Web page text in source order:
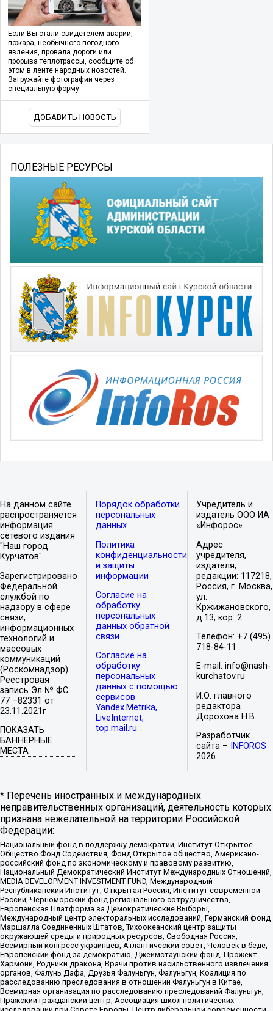
Если Вы стали свидетелем аварии,
пожара, необычного погодного
явления, провала дороги или
прорыва теплотрассы, сообщите об
этом в ленте народных новостей.
Загружайте фотографии через
специальную форму.
ДОБАВИТЬ НОВОСТЬ
ПОЛЕЗНЫЕ РЕСУРСЫ
На данном сайте
распространяется
информация
сетевого издания
"Наш город
Курчатов".
Зарегистрировано
Федеральной
службой по
надзору в сфере
связи,
информационных
технологий и
массовых
коммуникаций
(Роскомнадзор).
Реестровая
запись Эл № ФС
77 –82331 от
23.11.2021г
ПОКАЗАТЬ
БАННЕРНЫЕ
МЕСТА
Порядок обработки
персональных
данных
Политика
конфиденциальности
и защиты
информации
Согласие на
обработку
персональных
данных обратной
связи
Согласие на
обработку
персональных
данных с помощью
сервисов
Yandex.Metrika,
LiveInternet,
top.mail.ru
Учредитель и
издатель ООО ИА
«Инфорос».
Адрес
учредителя,
издателя,
редакции: 117218,
Россия, г. Москва,
ул.
Кржижановского,
д.13, кор. 2
Телефон: +7 (495)
718-84-11
E-mail: info@nash-
kurchatov.ru
И.О. главного
редактора
Дорохова Н.В.
Разработчик
сайта –
INFOROS
2026
* Перечень иностранных и международных
неправительственных организаций, деятельность которых
признана нежелательной на территории Российской
Федерации:
Национальный фонд в поддержку демократии, Институт Открытое
Общество Фонд Содействия, Фонд Открытое общество, Американо-
российский фонд по экономическому и правовому развитию,
Национальный Демократический Институт Международных Отношений,
MEDIA DEVELOPMENT INVESTMENT FUND, Международный
Республиканский Институт, Открытая Россия, Институт современной
России, Черноморский фонд регионального сотрудничества,
Европейская Платформа за Демократические Выборы,
Международный центр электоральных исследований, Германский фонд
Маршалла Соединенных Штатов, Тихоокеанский центр защиты
окружающей среды и природных ресурсов, Свободная Россия,
Всемирный конгресс украинцев, Атлантический совет, Человек в беде,
Европейский фонд за демократию, Джеймстаунский фонд, Прожект
Хармони, Родники дракона, Врачи против насильственного извлечения
органов, Фалунь Дафа, Друзья Фалуньгун, Фалуньгун, Коалиция по
расследованию преследования в отношении Фалуньгун в Китае,
Всемирная организация по расследованию преследований Фалуньгун,
Пражский гражданский центр, Ассоциация школ политических